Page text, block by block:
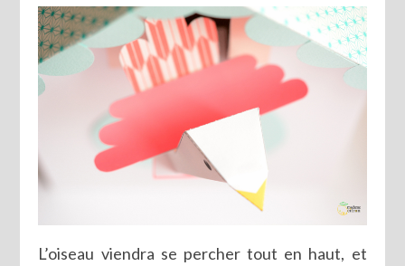
L’oiseau viendra se percher tout en haut, et